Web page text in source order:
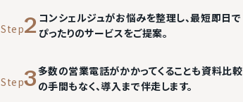
Step2 コンシェルジュがお悩みを整理し、最短即日で
ぴったりのサービスをご提案。
Step3多数の営業電話がかかってくることも資料比較
の手間もなく、導入まで伴走します。